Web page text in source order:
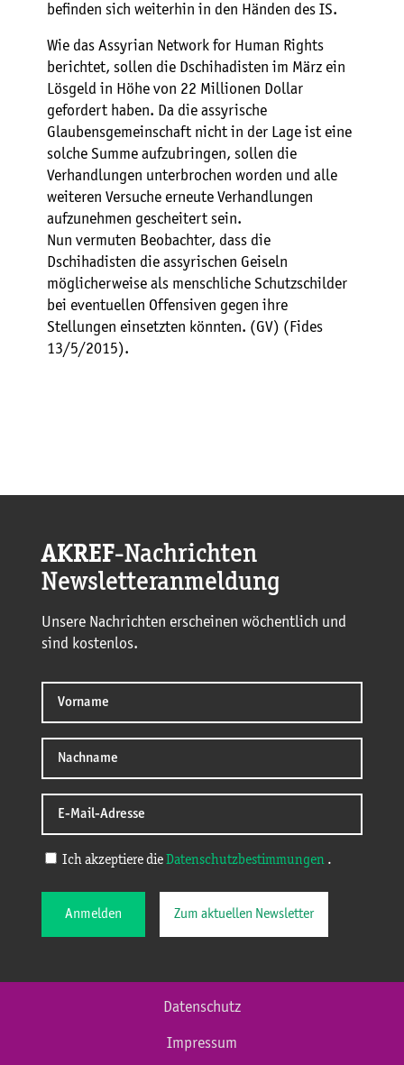
befinden sich weiterhin in den Händen des IS.
Wie das Assyrian Network for Human Rights
berichtet, sollen die Dschihadisten im März ein
Lösgeld in Höhe von 22 Millionen Dollar
gefordert haben. Da die assyrische
Glaubensgemeinschaft nicht in der Lage ist eine
solche Summe aufzubringen, sollen die
Verhandlungen unterbrochen worden und alle
weiteren Versuche erneute Verhandlungen
aufzunehmen gescheitert sein.
Nun vermuten Beobachter, dass die
Dschihadisten die assyrischen Geiseln
möglicherweise als menschliche Schutzschilder
bei eventuellen Offensiven gegen ihre
Stellungen einsetzten könnten. (GV) (Fides
13/5/2015).
AKREF-Nachrichten
Newsletteranmeldung
Unsere Nachrichten erscheinen wöchentlich und
sind kostenlos.
Ich akzeptiere die Datenschutzbestimmungen .
Anmelden Zum aktuellen Newsletter
Datenschutz
Impressum